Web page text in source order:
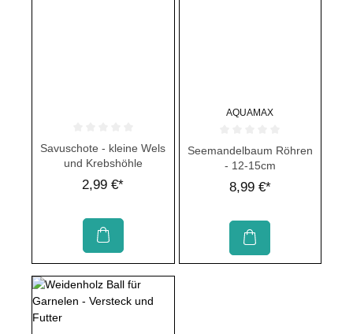
Durchschnittliche Bewertung von 0 von 5 Sternen
Savuschote - kleine Wels
und Krebshöhle
2,99 €*
AQUAMAX
Durchschnittliche Bewertung von
Seemandelbaum Röhren
- 12-15cm
8,99 €*